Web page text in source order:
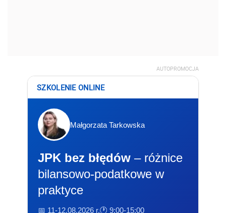
AUTOPROMOCJA
SZKOLENIE ONLINE
Małgorzata Tarkowska
JPK bez błędów – różnice
bilansowo-podatkowe w
praktyce
📅 11-12.08.2026 r.🕐 9:00-15:00